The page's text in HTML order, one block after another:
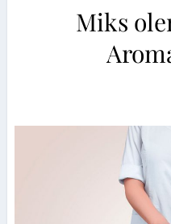
Miks